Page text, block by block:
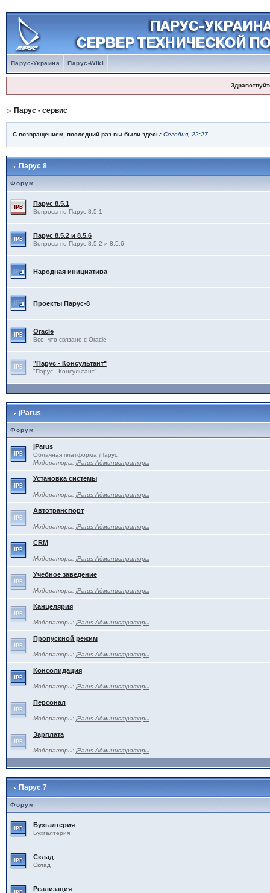
Парус-Украина Парус-Wiki
Парус - сервис
С возвращением, последний раз вы были здесь: Сегодня, 22:27
Парус 8
Форум
Парус 8.5.1
Вопросы по Парус 8.5.1
Парус 8.5.2 и 8.5.6
Вопросы по Парус 8.5.2 и 8.5.6
Народная инициатива
Проекты Паруc-8
Oracle
Все, что связано с Oracle
"Парус - Консультант"
"Парус - Консультант"
jParus
Форум
jParus
Облачная платформа jПарус
Модераторы: jParus Администраторы
Установка системы
Модераторы: jParus Администраторы
Автотранспорт
Модераторы: jParus Администраторы
CRM
Модераторы: jParus Администраторы
Учебное заведение
Модераторы: jParus Администраторы
Канцелярия
Модераторы: jParus Администраторы
Пропускной режим
Модераторы: jParus Администраторы
Консолидация
Модераторы: jParus Администраторы
Персонал
Модераторы: jParus Администраторы
Зарплата
Модераторы: jParus Администраторы
Парус 7
Форум
Бухгалтерия
Бухгалтерия
Склад
Склад
Реализация